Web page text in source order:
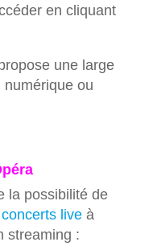
en cliquant
une large
ou
la possibilité de
concerts liveà
streaming :